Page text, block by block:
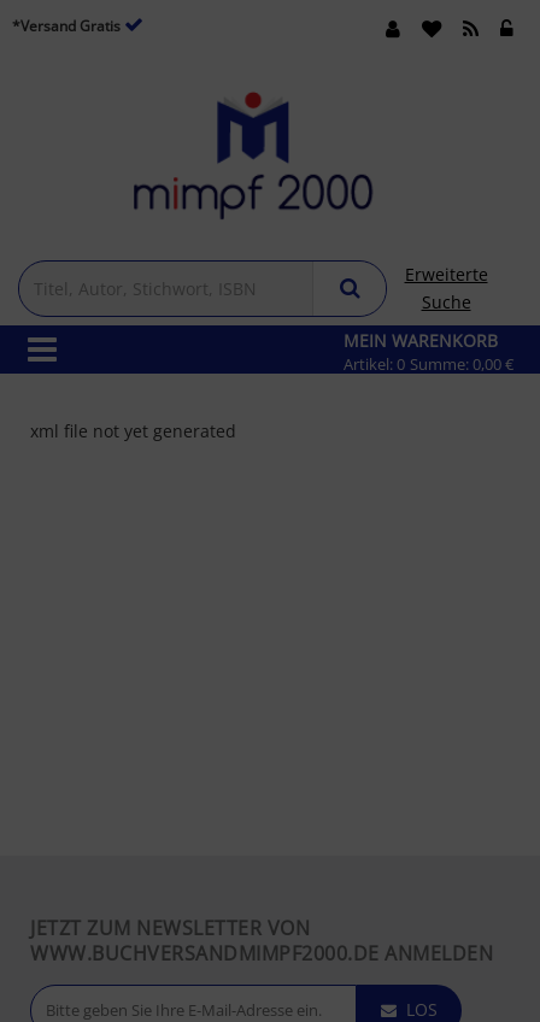
*Versand Gratis
Erweiterte
Suche
MEIN WARENKORB
Artikel: 0 Summe: 0,00 €
xml file not yet generated
JETZT ZUM NEWSLETTER VON
WWW.BUCHVERSANDMIMPF2000.DE ANMELDEN
LOS